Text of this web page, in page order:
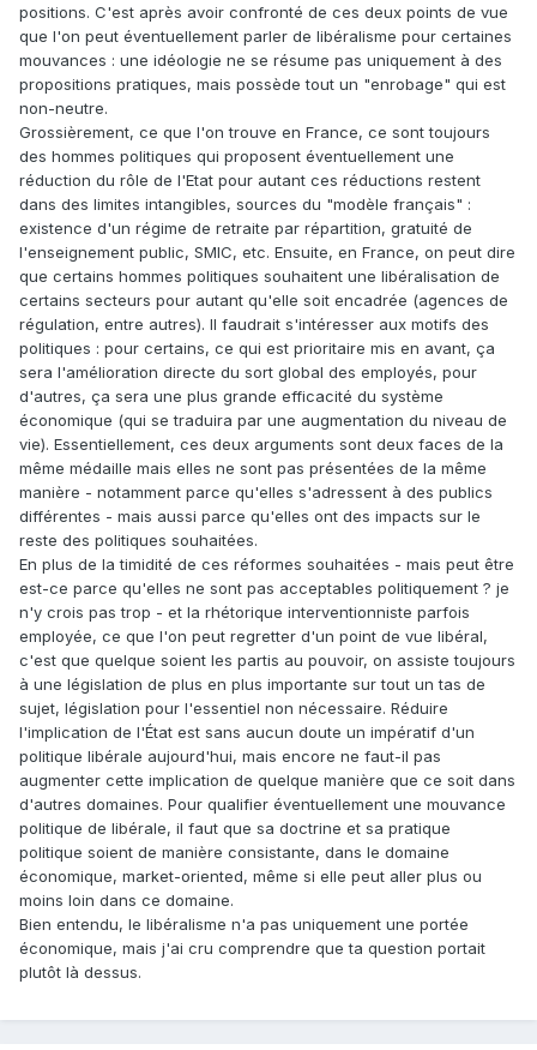
positions. C'est après avoir confronté de ces deux points de vue
que l'on peut éventuellement parler de libéralisme pour certaines
mouvances : une idéologie ne se résume pas uniquement à des
propositions pratiques, mais possède tout un "enrobage" qui est
non-neutre.
Grossièrement, ce que l'on trouve en France, ce sont toujours
des hommes politiques qui proposent éventuellement une
réduction du rôle de l'Etat pour autant ces réductions restent
dans des limites intangibles, sources du "modèle français" :
existence d'un régime de retraite par répartition, gratuité de
l'enseignement public, SMIC, etc. Ensuite, en France, on peut dire
que certains hommes politiques souhaitent une libéralisation de
certains secteurs pour autant qu'elle soit encadrée (agences de
régulation, entre autres). Il faudrait s'intéresser aux motifs des
politiques : pour certains, ce qui est prioritaire mis en avant, ça
sera l'amélioration directe du sort global des employés, pour
d'autres, ça sera une plus grande efficacité du système
économique (qui se traduira par une augmentation du niveau de
vie). Essentiellement, ces deux arguments sont deux faces de la
même médaille mais elles ne sont pas présentées de la même
manière - notamment parce qu'elles s'adressent à des publics
différentes - mais aussi parce qu'elles ont des impacts sur le
reste des politiques souhaitées.
En plus de la timidité de ces réformes souhaitées - mais peut être
est-ce parce qu'elles ne sont pas acceptables politiquement ? je
n'y crois pas trop - et la rhétorique interventionniste parfois
employée, ce que l'on peut regretter d'un point de vue libéral,
c'est que quelque soient les partis au pouvoir, on assiste toujours
à une législation de plus en plus importante sur tout un tas de
sujet, législation pour l'essentiel non nécessaire. Réduire
l'implication de l'État est sans aucun doute un impératif d'un
politique libérale aujourd'hui, mais encore ne faut-il pas
augmenter cette implication de quelque manière que ce soit dans
d'autres domaines. Pour qualifier éventuellement une mouvance
politique de libérale, il faut que sa doctrine et sa pratique
politique soient de manière consistante, dans le domaine
économique, market-oriented, même si elle peut aller plus ou
moins loin dans ce domaine.
Bien entendu, le libéralisme n'a pas uniquement une portée
économique, mais j'ai cru comprendre que ta question portait
plutôt là dessus.